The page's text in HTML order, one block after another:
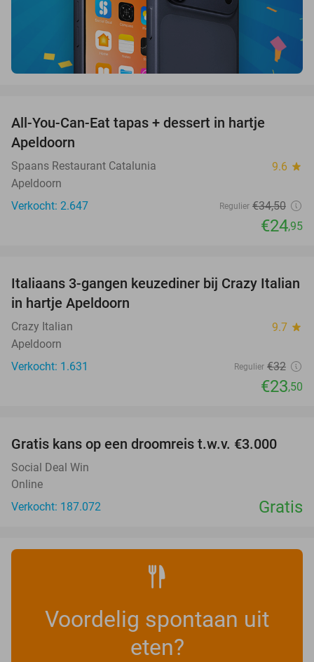
All-You-Can-Eat tapas + dessert in hartje
Apeldoorn
Spaans Restaurant Catalunia 9.6 star
Apeldoorn
Verkocht: 2.647
Regulier €34,50
€24,95
27%
Italiaans 3-gangen keuzediner bij Crazy Italian
in hartje Apeldoorn
Crazy Italian 9.7 star
Apeldoorn
Verkocht: 1.631
Regulier €32
€23,50
Gratis kans op een droomreis t.w.v. €3.000
Social Deal Win
Online
Verkocht: 187.072
Gratis
Voordelig spontaan uit
eten?